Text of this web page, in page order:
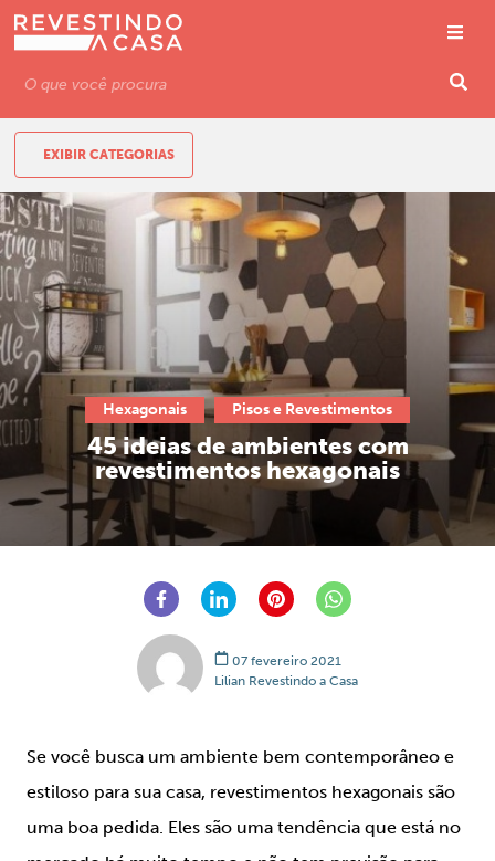
EXIBIR CATEGORIAS
Hexagonais Pisos e Revestimentos
45 ideias de ambientes com
revestimentos hexagonais
07 fevereiro 2021
Lilian Revestindo a Casa
Se você busca um ambiente bem contemporâneo e
estiloso para sua casa, revestimentos hexagonais são
uma boa pedida. Eles são uma tendência que está no